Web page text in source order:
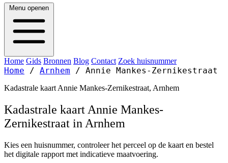
Menu openen
Home Gids Bronnen Blog Contact Zoek huisnummer
Home / Arnhem / Annie Mankes-Zernikestraat
Kadastrale kaart Annie Mankes-Zernikestraat, Arnhem
Kadastrale kaart Annie Mankes-
Zernikestraat in Arnhem
Kies een huisnummer, controleer het perceel op de kaart en bestel
het digitale rapport met indicatieve maatvoering.